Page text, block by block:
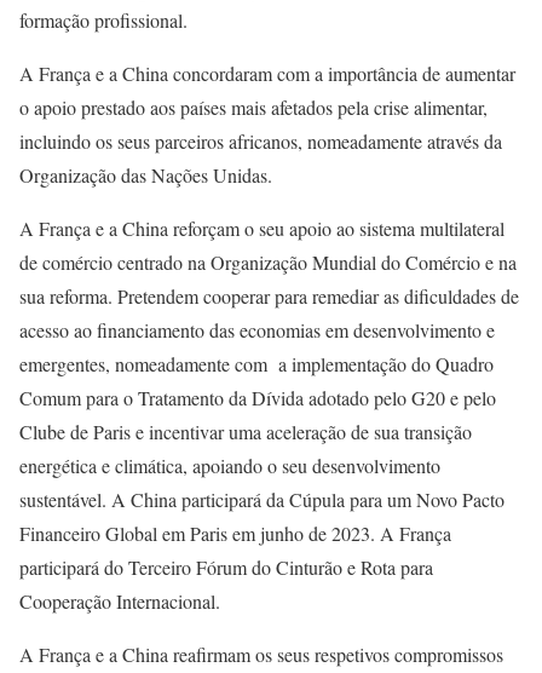
formação profissional.
A França e a China concordaram com a importância de aumentar
o apoio prestado aos países mais afetados pela crise alimentar,
incluindo os seus parceiros africanos, nomeadamente através da
Organização das Nações Unidas.
A França e a China reforçam o seu apoio ao sistema multilateral
de comércio centrado na Organização Mundial do Comércio e na
sua reforma. Pretendem cooperar para remediar as dificuldades de
acesso ao financiamento das economias em desenvolvimento e
emergentes, nomeadamente com a implementação do Quadro
Comum para o Tratamento da Dívida adotado pelo G20 e pelo
Clube de Paris e incentivar uma aceleração de sua transição
energética e climática, apoiando o seu desenvolvimento
sustentável. A China participará da Cúpula para um Novo Pacto
Financeiro Global em Paris em junho de 2023. A França
participará do Terceiro Fórum do Cinturão e Rota para
Cooperação Internacional.
A França e a China reafirmam os seus respetivos compromissos